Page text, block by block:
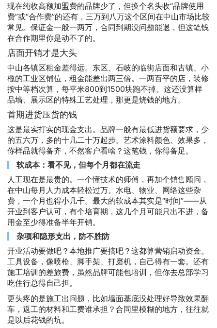
现在纯收高额加盟费的品牌少了，但换个名头收“品牌使用
费”或“合作费”的还有，三万到八万这个区间在中山市场比较
常见。保证金一般一两万，合同到期没问题能退，但这笔钱
在合作期里你是动不了的。
店面开销才是大头
中山各镇区租金差得远。东区、石岐的临街店面和古镇、小
榄的工业区铺位，租金能差出两三倍。一两百平的店，装修
按中等档次算，每平米800到1500块跑不掉。这还没算样
品墙、展示区的特殊工艺处理，那更是烧钱的地方。
首期进货压货的钱
这是最实打实的现金支出。品牌一般有最低进货额要求，少
的五六万，多的十几二十万起步。艺术涂料颜色、效果多，
你样品就得备齐，不然客户看啥？这笔钱，你得备足。
软成本：看不见，但每个月都在流走
人工现在是最贵的。一个懂技术的师傅，再加个销售顾问，
在中山每月人力成本轻松过万。水电、物业、网络这些杂
费，一个月也得小几千。最大的软成本其实是“时间”——从
开业到客户认可，有个培育期，这几个月可能只出不进，备
用金至少得准备半年开销。
杂项和隐形支出，防不胜防
开业活动要做吧？本地推广要搞吧？这都算营销启动资金。
工具设备，像喷枪、脚手架、打磨机，自己得有一套。还有
施工培训的差旅费，虽然品牌可能包培训，但你去总部学习
吃住行总得自己担。
更头疼的是施工出问题，比如墙面基底没处理好导致效果翻
车，返工的材料和工费谁承担？合同里模糊的地方，往往就
是以后花钱的坑。